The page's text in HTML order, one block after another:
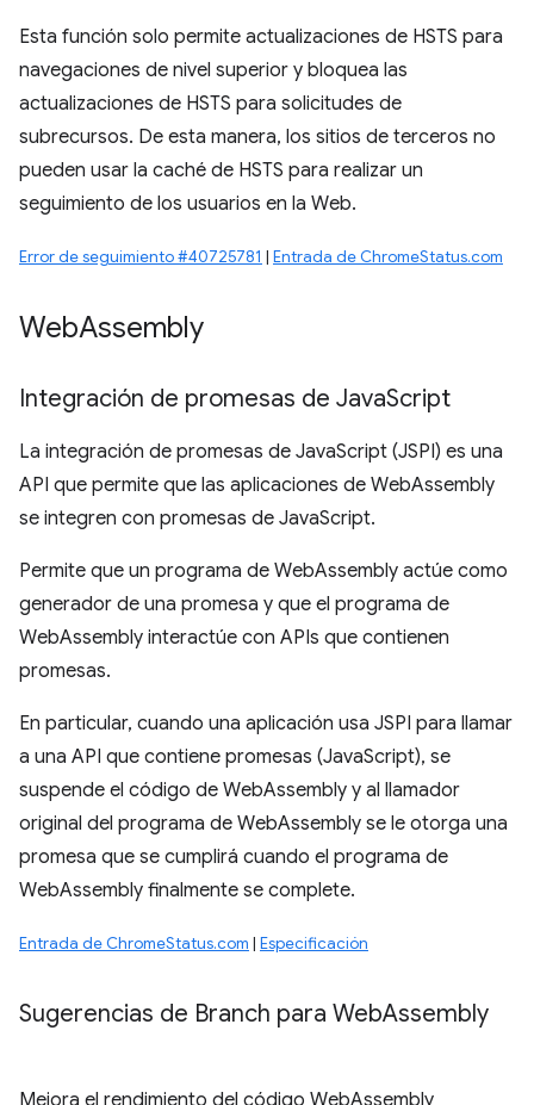
Esta función solo permite actualizaciones de HSTS para
navegaciones de nivel superior y bloquea las
actualizaciones de HSTS para solicitudes de
subrecursos. De esta manera, los sitios de terceros no
pueden usar la caché de HSTS para realizar un
seguimiento de los usuarios en la Web.
Error de seguimiento #40725781 | Entrada de ChromeStatus.com
WebAssembly
Integración de promesas de JavaScript
La integración de promesas de JavaScript (JSPI) es una
API que permite que las aplicaciones de WebAssembly
se integren con promesas de JavaScript.
Permite que un programa de WebAssembly actúe como
generador de una promesa y que el programa de
WebAssembly interactúe con APIs que contienen
promesas.
En particular, cuando una aplicación usa JSPI para llamar
a una API que contiene promesas (JavaScript), se
suspende el código de WebAssembly y al llamador
original del programa de WebAssembly se le otorga una
promesa que se cumplirá cuando el programa de
WebAssembly finalmente se complete.
Entrada de ChromeStatus.com | Especificación
Sugerencias de Branch para WebAssembly
Mejora el rendimiento del código WebAssembly